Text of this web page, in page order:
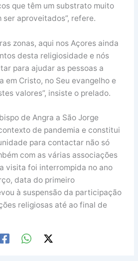
que têm um substrato muito
ser aproveitados”, refere.
zonas, aqui nos Açores ainda
desta religiosidade e nós
para ajudar as pessoas a
em Cristo, no Seu evangelho e
valores”, insiste o prelado.
de Angra a São Jorge
de pandemia e constitui
para contactar não só
com as várias associações
visita foi interrompida no ano
data do primeiro
à suspensão da participação
religiosas até ao final de